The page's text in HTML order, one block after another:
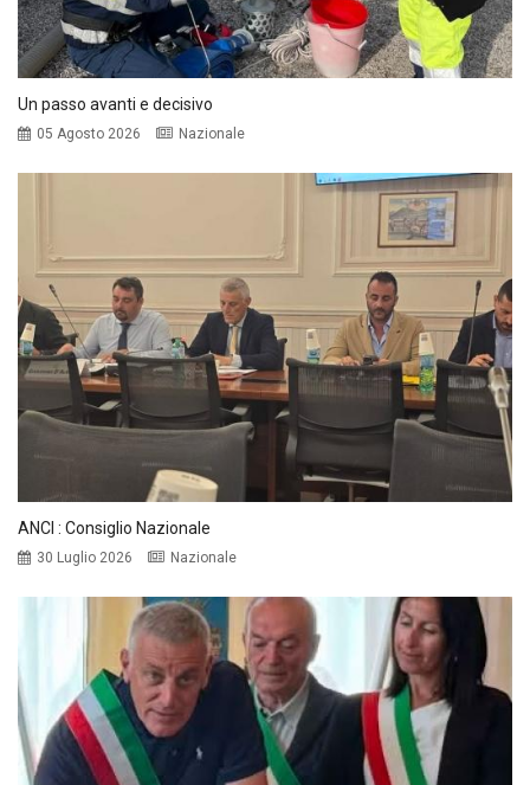
Un passo avanti e decisivo
05 Agosto 2026 Nazionale
ANCI : Consiglio Nazionale
30 Luglio 2026 Nazionale